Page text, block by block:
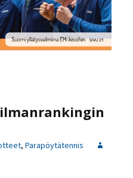
, Parapöytätennis